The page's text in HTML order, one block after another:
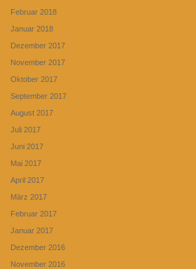
Februar 2018
Januar 2018
Dezember 2017
November 2017
Oktober 2017
September 2017
August 2017
Juli 2017
Juni 2017
Mai 2017
April 2017
März 2017
Februar 2017
Januar 2017
Dezember 2016
November 2016